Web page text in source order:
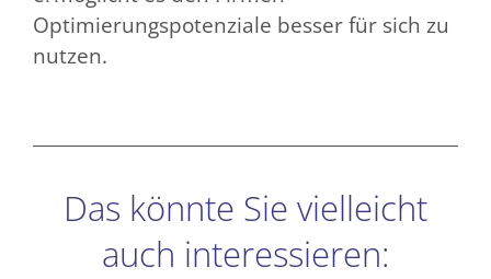
Optimierungspotenziale besser für sich zu
nutzen.
Das könnte Sie vielleicht
auch interessieren: